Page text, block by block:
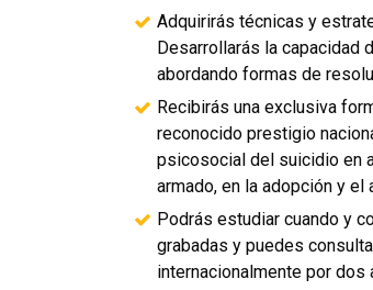
Adquirirás técnicas y
Desarrollarás la capacidad
abordando formas de
Recibirás una exclusiva
reconocido prestigio
psicosocial del suicidio en
armado, en la adopción y
Podrás estudiar cuando y
grabadas y puedes
internacionalmente por dos